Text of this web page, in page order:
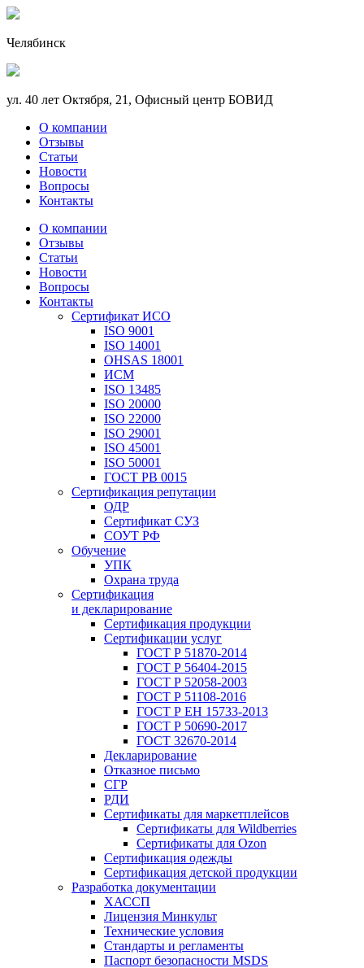
Челябинск
ул. 40 лет Октября, 21, Офисный центр БОВИД
О компании
Отзывы
Статьи
Новости
Вопросы
Контакты
О компании
Отзывы
Статьи
Новости
Вопросы
Контакты
Сертификат ИСО
ISO 9001
ISO 14001
OHSAS 18001
ИСМ
ISO 13485
ISO 20000
ISO 22000
ISO 29001
ISO 45001
ISO 50001
ГОСТ РВ 0015
Сертификация репутации
ОДР
Сертификат СУЗ
СОУТ РФ
Обучение
УПК
Охрана труда
Сертификация
и декларирование
Сертификация продукции
Сертификации услуг
ГОСТ Р 51870-2014
ГОСТ Р 56404-2015
ГОСТ Р 52058-2003
ГОСТ Р 51108-2016
ГОСТ Р ЕН 15733-2013
ГОСТ Р 50690-2017
ГОСТ 32670-2014
Декларирование
Отказное письмо
СГР
РДИ
Сертификаты для маркетплейсов
Сертификаты для Wildberries
Сертификаты для Ozon
Сертификация одежды
Сертификация детской продукции
Разработка документации
ХАССП
Лицензия Минкульт
Технические условия
Стандарты и регламенты
Паспорт безопасности MSDS